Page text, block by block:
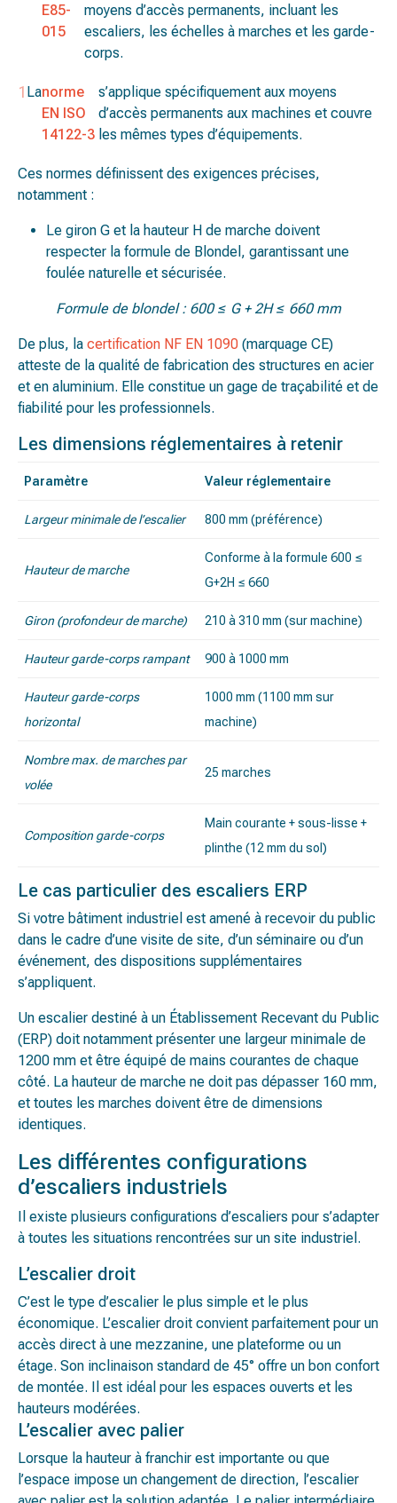
E85-
015
moyens d’accès permanents, incluant les
escaliers, les échelles à marches et les garde-
corps.
Lanorme
EN ISO
14122-3
s’applique spécifiquement aux moyens
d’accès permanents aux machines et couvre
les mêmes types d’équipements.
Ces normes définissent des exigences précises,
notamment :
Le giron G et la hauteur H de marche doivent
respecter la formule de Blondel, garantissant une
foulée naturelle et sécurisée.
Formule de blondel : 600 ≤ G + 2H ≤ 660 mm
De plus, la certification NF EN 1090 (marquage CE)
atteste de la qualité de fabrication des structures en acier
et en aluminium. Elle constitue un gage de traçabilité et de
fiabilité pour les professionnels.
Les dimensions réglementaires à retenir
Paramètre Valeur réglementaire
Largeur minimale de l’escalier 800 mm (préférence)
Hauteur de marche
Conforme à la formule 600 ≤
G+2H ≤ 660
Giron (profondeur de marche) 210 à 310 mm (sur machine)
Hauteur garde-corps rampant 900 à 1000 mm
Hauteur garde-corps
horizontal
1000 mm (1100 mm sur
machine)
Nombre max. de marches par
volée
25 marches
Composition garde-corps
Main courante + sous-lisse +
plinthe (12 mm du sol)
Le cas particulier des escaliers ERP
Si votre bâtiment industriel est amené à recevoir du public
dans le cadre d’une visite de site, d’un séminaire ou d’un
événement, des dispositions supplémentaires
s’appliquent.
Un escalier destiné à un Établissement Recevant du Public
(ERP) doit notamment présenter une largeur minimale de
1200 mm et être équipé de mains courantes de chaque
côté. La hauteur de marche ne doit pas dépasser 160 mm,
et toutes les marches doivent être de dimensions
identiques.
Les différentes configurations
d’escaliers industriels
Il existe plusieurs configurations d’escaliers pour s’adapter
à toutes les situations rencontrées sur un site industriel.
L’escalier droit
C’est le type d’escalier le plus simple et le plus
économique. L’escalier droit convient parfaitement pour un
accès direct à une mezzanine, une plateforme ou un
étage. Son inclinaison standard de 45° offre un bon confort
de montée. Il est idéal pour les espaces ouverts et les
hauteurs modérées.
L’escalier avec palier
Lorsque la hauteur à franchir est importante ou que
l’espace impose un changement de direction, l’escalier